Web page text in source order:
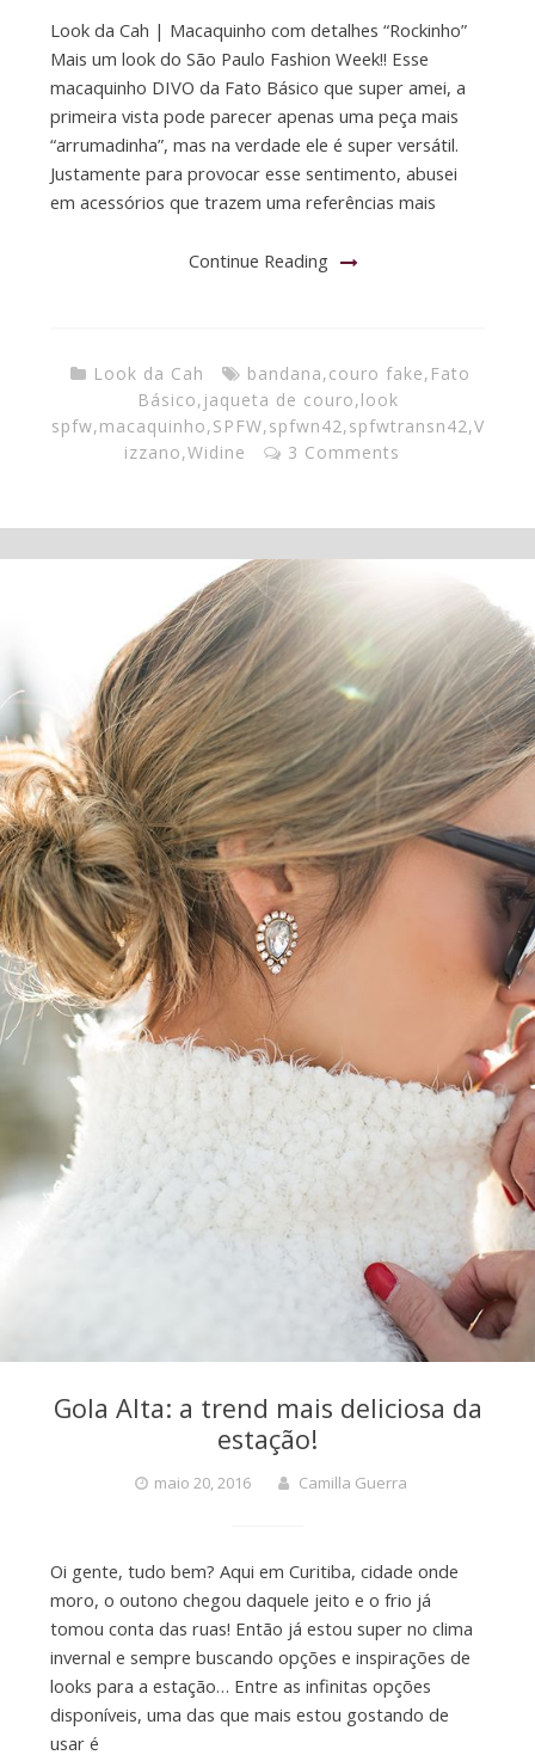
Look da Cah | Macaquinho com detalhes “Rockinho”
Mais um look do São Paulo Fashion Week!! Esse
macaquinho DIVO da Fato Básico que super amei, a
primeira vista pode parecer apenas uma peça mais
“arrumadinha”, mas na verdade ele é super versátil.
Justamente para provocar esse sentimento, abusei
em acessórios que trazem uma referências mais
Continue Reading
Look da Cah bandana,couro fake, Fato
Básico, jaqueta de couro,look
spfw,macaquinho,SPFW,spfwn42,spfwtransn42,V
izzano,Widine 3 Comments
Gola Alta: a trend mais deliciosa da
estação!
maio 20, 2016 Camilla Guerra
Oi gente, tudo bem? Aqui em Curitiba, cidade onde
moro, o outono chegou daquele jeito e o frio já
tomou conta das ruas! Então já estou super no clima
invernal e sempre buscando opções e inspirações de
looks para a estação… Entre as infinitas opções
disponíveis, uma das que mais estou gostando de
usar é